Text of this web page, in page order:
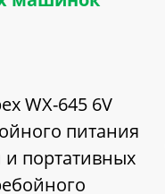
WX-645 6V
питания
и портативных